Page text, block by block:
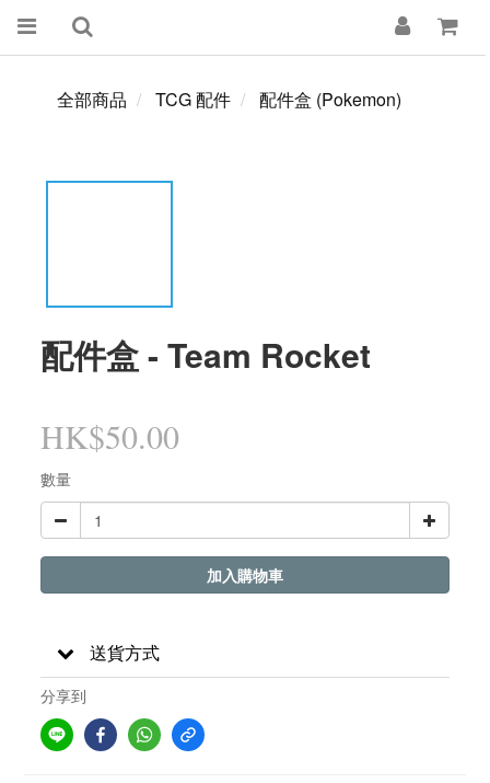
全部商品 TCG 配件 配件盒 (Pokemon)
配件盒 - Team Rocket
HK$50.00
數量
加入購物車
送貨方式
分享到